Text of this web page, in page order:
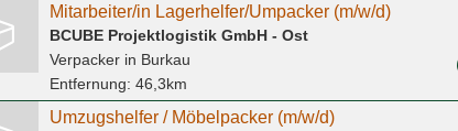
Mitarbeiter/in Lagerhelfer/Umpacker (m/w/d)
BCUBE Projektlogistik GmbH - Ost
Verpackerin Burkau
Entfernung: 46,3km
Umzugshelfer / Möbelpacker (m/w/d)